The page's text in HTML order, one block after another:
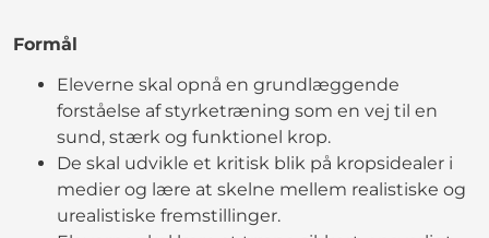
Formål
Eleverne skal opnå en grundlæggende
forståelse af styrketræning som en vej til en
sund, stærk og funktionel krop.
De skal udvikle et kritisk blik på kropsidealer i
medier og lære at skelne mellem realistiske og
urealistiske fremstillinger.